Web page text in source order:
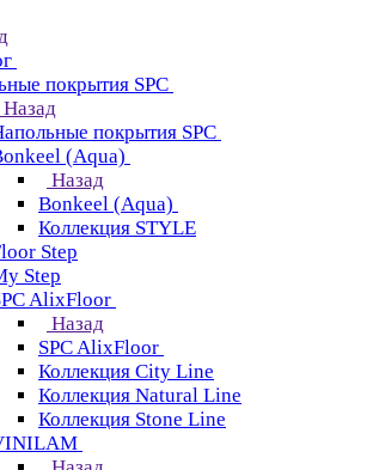
покрытия SPC
Назад
покрытия SPC
(Aqua)
Назад
Bonkeel (Aqua)
Коллекция STYLE
Step
Step
AlixFloor
Назад
SPC AlixFloor
Коллекция City Line
Коллекция Natural Line
Коллекция Stone Line